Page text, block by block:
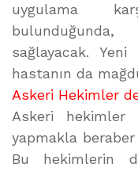
uygulama
sağlayacak.
hastanın da
Askeri Hekimler
Askeri
yapmakla
Bu hekimlerin